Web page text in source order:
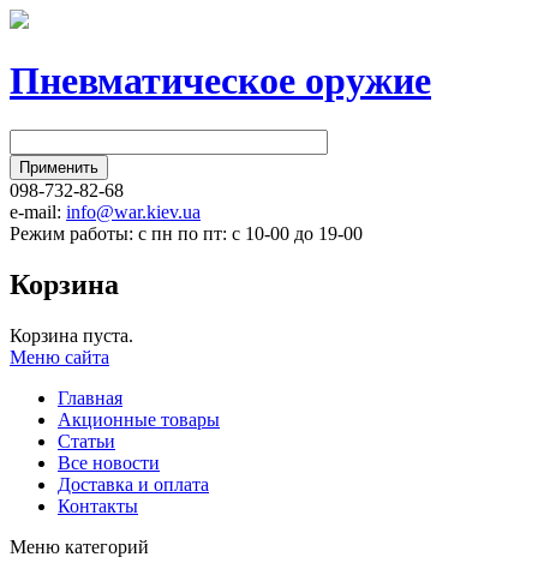
Пневматическое оружие
098-732-82-68
e-mail: info@war.kiev.ua
Режим работы: с пн по пт: с 10-00 до 19-00
Корзина
Корзина пуста.
Меню сайта
Главная
Акционные товары
Статьи
Все новости
Доставка и оплата
Контакты
Меню категорий